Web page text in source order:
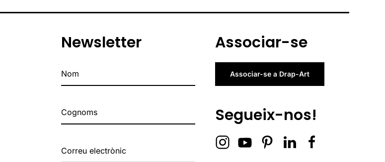
Newsletter Associar-se
Associar-se a Drap-Art
Segueix-nos!